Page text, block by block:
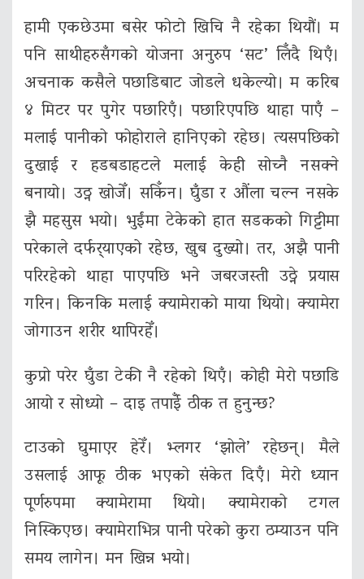
हामी एकछेउमा बसेर फोटो खिचि नै रहेका थियौं। म
पनि साथीहरुसँगको योजना अनुरुप ‘सट’ लिँदै थिएँ।
अचनाक कसैले पछाडिबाट जोडले धकेल्यो। म करिब
४ मिटर पर पुगेर पछारिएँ। पछारिएपछि थाहा पाएँ –
मलाई पानीको फोहोराले हानिएको रहेछ। त्यसपछिको
दुखाई र हडबडाहटले मलाई केही सोच्नै नसक्ने
बनायो। उठ्न खोजेँ। सकिँन। घुँडा र औंला चल्न नसके
झै महसुस भयो। भुईंमा टेकेको हात सडकको गिट्टीमा
परेकाले दर्फर्‍याएको रहेछ, खुब दुख्यो। तर, अझै पानी
परिरहेको थाहा पाएपछि भने जबरजस्ती उठ्ने प्रयास
गरिन। किनकि मलाई क्यामेराको माया थियो। क्यामेरा
जोगाउन शरीर थापिरहेँ।
कुप्रो परेर घुँडा टेकी नै रहेको थिएँ। कोही मेरो पछाडि
आयो र सोध्यो – दाइ तपाईँ ठीक त हुनुन्छ?
टाउको घुमाएर हेरेँ। भ्लगर ‘झोले’ रहेछन्। मैले
उसलाई आफू ठीक भएको संकेत दिएँ। मेरो ध्यान
पूर्णरुपमा क्यामेरामा थियो। क्यामेराको टगल
निस्किएछ। क्यामेराभित्र पानी परेको कुरा ठम्याउन पनि
समय लागेन। मन खिन्न भयो।